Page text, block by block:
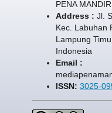
PENA
Address : Jl.
Kec. Labuhan
Lampung
Indonesia
Email :
ISSN: 3025-